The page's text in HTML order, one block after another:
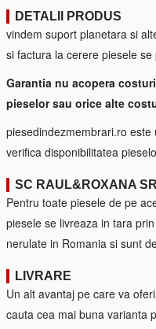
DETALII PRODUS
vindem suport planetara si
si factura la cerere piesele
Garantia nu acopera
pieselor sau orice alte
piesedindezmembrari.ro
verifica disponibilitatea
SC RAUL&ROXANA
Pentru toate piesele de pe
piesele se livreaza in tara
nerulate in Romania si sunt
LIVRARE
Un alt avantaj pe care va
cauta cea mai buna varianta